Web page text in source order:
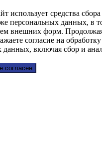
использует средства
персональных данных, в
внешних форм.
согласие на
данных, включая сбор и
согласен